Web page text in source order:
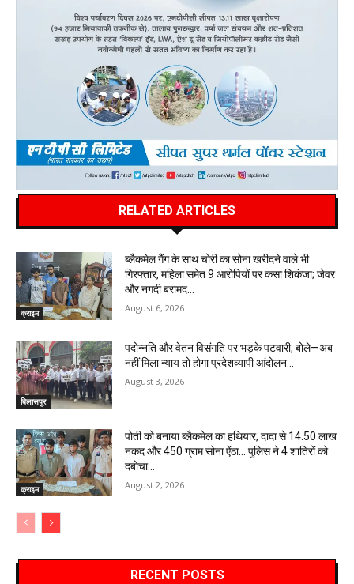
RELATED ARTICLES
क्राइम
ब्लैकमेल गैंग के साथ चोरी का सोना खरीदने वाले भी
गिरफ्तार, महिला समेत 9 आरोपियों पर कसा शिकंजा; जेवर
और नगदी बरामद…
August 6, 2026
बिलासपुर
पदोन्नति और वेतन विसंगति पर भड़के पटवारी, बोले—अब
नहीं मिला न्याय तो होगा प्रदेशव्यापी आंदोलन…
August 3, 2026
क्राइम
पोती को बनाया ब्लैकमेल का हथियार, दादा से 14.50 लाख
नकद और 450 ग्राम सोना ऐंठा… पुलिस ने 4 शातिरों को
दबोचा…
August 2, 2026
RECENT POSTS